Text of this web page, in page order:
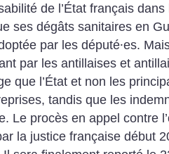
de l’État français
ses dégâts sanitaires en
par les député⸱es.
par les antillaises et
que l’État et non les
tandis que les
Le procès en appel contre
la justice française début